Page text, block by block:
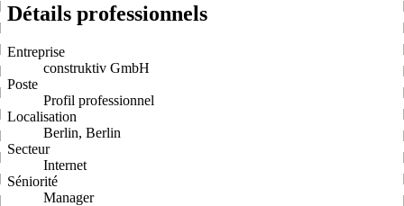
Détails professionnels
Entreprise
construktiv GmbH
Poste
Profil professionnel
Localisation
Berlin, Berlin
Secteur
Internet
Séniorité
Manager